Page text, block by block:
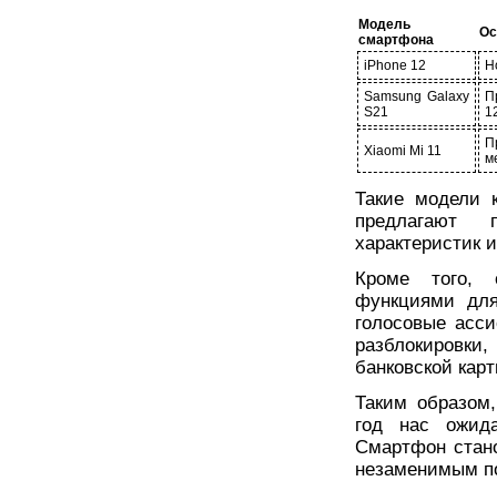
Модель
смартфона
iPhone 12
Samsung Galaxy
S21
Xiaomi Mi 11
Такие модели
предлагают
характеристик
Кроме того,
функциями
голосовые
банковской
Таким
год нас
Смартфон
незаменимым